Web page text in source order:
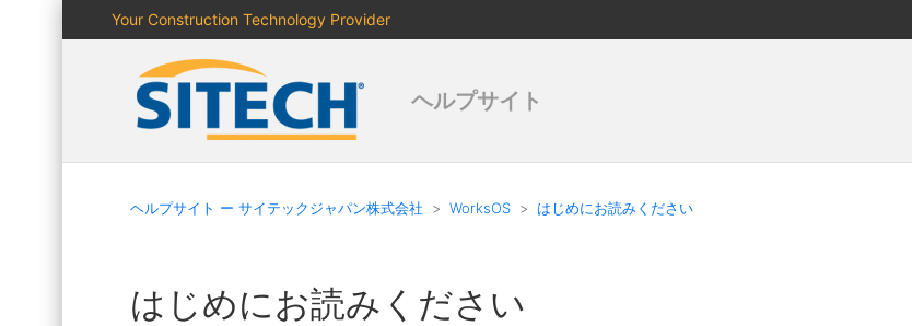
Your Construction Technology Provider
ヘルプサイト
ヘルプサイト ー サイテックジャパン株式会社 WorksOS はじめにお読みください
はじめにお読みください